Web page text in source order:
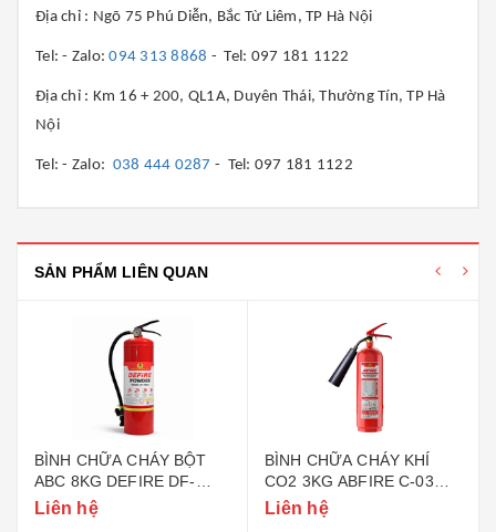
Địa chỉ : Ngõ 75 Phú Diễn, Bắc Từ Liêm, TP Hà Nội
Tel: - Zalo:094 313 8868 - Tel: 097 181 1122
Địa chỉ : Km 16 + 200, QL1A, Duyên Thái, Thường Tín, TP Hà
Nội
Tel: - Zalo: 038 444 0287 - Tel: 097 181 1122
SẢN PHẨM LIÊN QUAN
BÌNH CHỮA CHÁY BỘT
ABC 8KG DEFIRE DF-
ABC8 (BỘ CÔNG AN)
Liên hệ
BÌNH CHỮA CHÁY KHÍ
CO2 3KG ABFIRE C-03
(TEM BỘ CÔNG AN)
Liên hệ